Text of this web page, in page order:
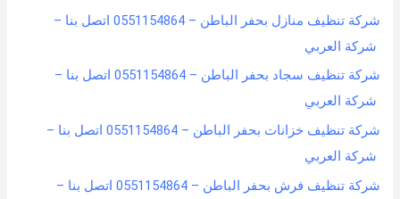
شركة تنظيف منازل بحفر الباطن – 0551154864 اتصل بنا –
شركة العربي
شركة تنظيف سجاد بحفر الباطن – 0551154864 اتصل بنا –
شركة العربي
شركة تنظيف خزانات بحفر الباطن – 0551154864 اتصل بنا –
شركة العربي
شركة تنظيف فرش بحفر الباطن – 0551154864 اتصل بنا –